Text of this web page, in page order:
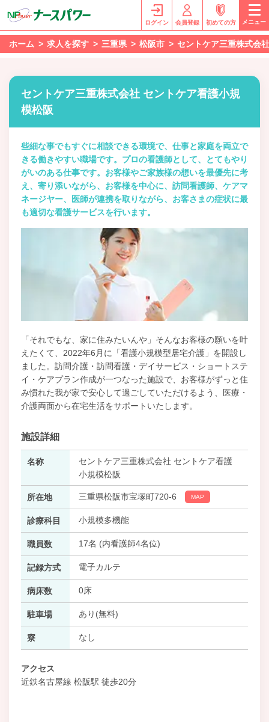
ログイン 会員登録 初めての方 メニュー
ホーム 求人を探す 三重県 松阪市 セントケア三重株式会
セントケア三重株式会社 セントケア看護小規
模松阪
些細な事でもすぐに相談できる環境で、仕事と家庭を両立で
きる働きやすい職場です。プロの看護師として、とてもやり
がいのある仕事です。お客様やご家族様の想いを最優先に考
え、寄り添いながら、お客様を中心に、訪問看護師、ケアマ
ネージヤー、医師が連携を取りながら、お客さまの症状に最
も適切な看護サービスを行います。
「それでもな、家に住みたいんや」そんなお客様の願いを叶
えたくて、2022年6月に「看護小規模型居宅介護」を開設し
ました。訪問介護・訪問看護・デイサービス・ショートステ
イ・ケアプラン作成が一つなった施設で、お客様がずっと住
み慣れた我が家で安心して過ごしていただけるよう、医療・
介護両面から在宅生活をサポートいたします。
施設詳細
名称
セントケア三重株式会社 セントケア看護
小規模松阪
所在地 三重県松阪市宝塚町720-6 MAP
診療科目 小規模多機能
職員数 17名 (内看護師4名位)
記録方式 電子カルテ
病床数 0床
駐車場 あり(無料)
寮 なし
アクセス
近鉄名古屋線 松阪駅 徒歩20分